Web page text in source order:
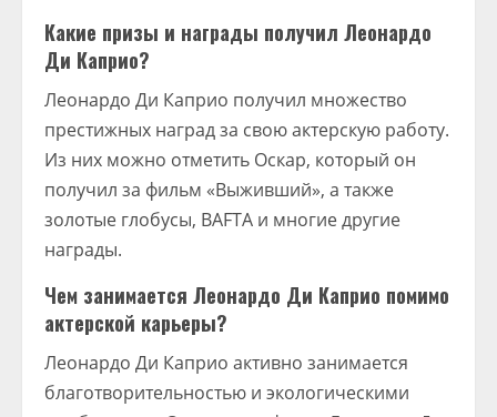
Какие призы и награды получил Леонардо
Ди Каприо?
Леонардо Ди Каприо получил множество
престижных наград за свою актерскую работу.
Из них можно отметить Оскар, который он
получил за фильм «Выживший», а также
золотые глобусы, BAFTA и многие другие
награды.
Чем занимается Леонардо Ди Каприо помимо
актерской карьеры?
Леонардо Ди Каприо активно занимается
благотворительностью и экологическими